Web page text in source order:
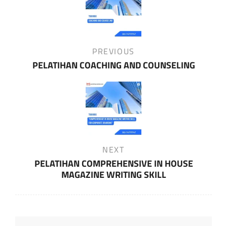
Post
PREVIOUS
PELATIHAN COACHING AND COUNSELING
NEXT
PELATIHAN COMPREHENSIVE IN HOUSE
MAGAZINE WRITING SKILL